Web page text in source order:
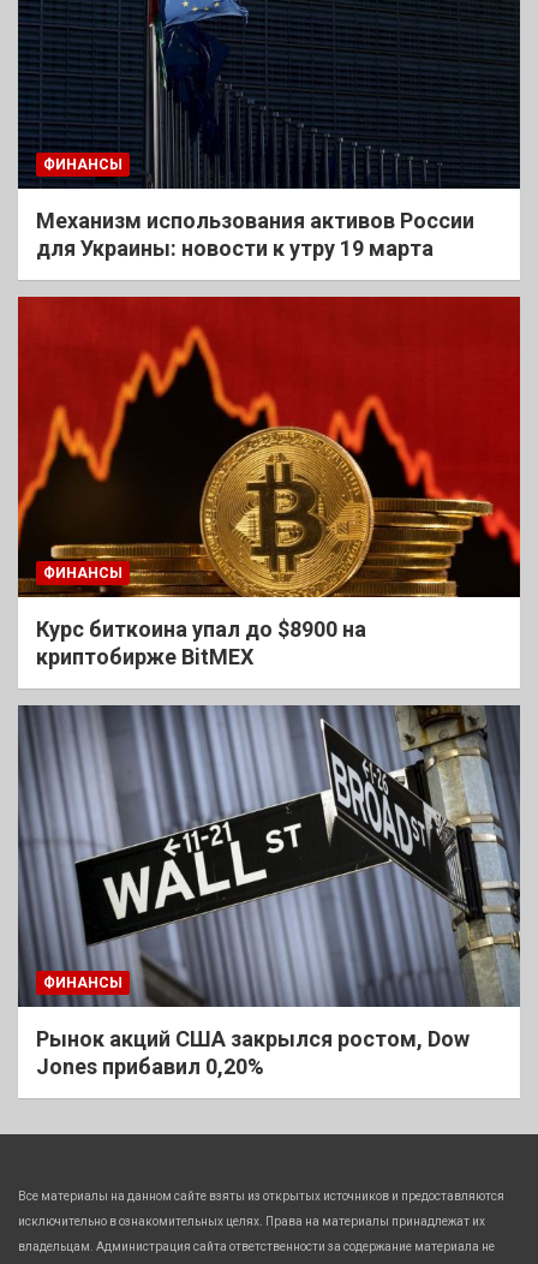
ФИНАНСЫ
Механизм использования активов России
для Украины: новости к утру 19 марта
ФИНАНСЫ
Курс биткоина упал до $8900 на
криптобирже BitMEX
ФИНАНСЫ
Рынок акций США закрылся ростом, Dow
Jones прибавил 0,20%
Все материалы на данном сайте взяты из открытых источников и предоставляются
исключительно в ознакомительных целях. Права на материалы принадлежат их
владельцам. Администрация сайта ответственности за содержание материала не